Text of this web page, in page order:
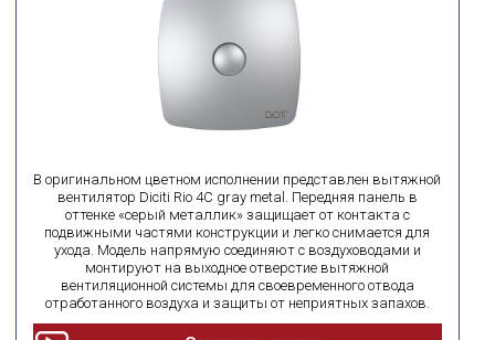
В оригинальном цветном исполнении представлен вытяжной
вентилятор Diciti Rio 4C gray metal. Передняя панель в
оттенке «серый металлик» защищает от контакта с
подвижными частями конструкции и легко снимается для
ухода. Модель напрямую соединяют с воздуховодами и
монтируют на выходное отверстие вытяжной
вентиляционной системы для своевременного отвода
отработанного воздуха и защиты от неприятных запахов.